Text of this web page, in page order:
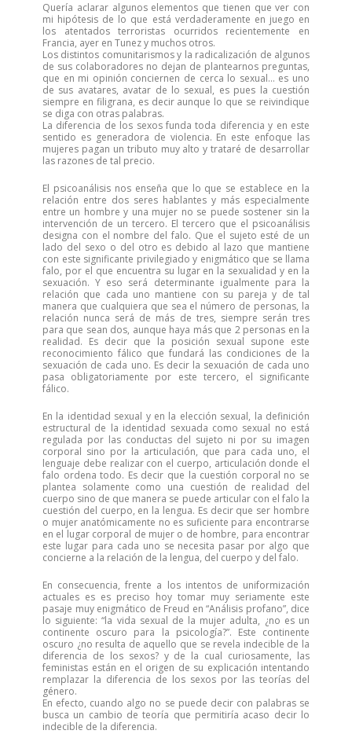
Quería aclarar algunos elementos que tienen que ver con
mi hipótesis de lo que está verdaderamente en juego en
los atentados terroristas ocurridos recientemente en
Francia, ayer en Tunez y muchos otros.
Los distintos comunitarismos y la radicalización de algunos
de sus colaboradores no dejan de plantearnos preguntas,
que en mi opinión conciernen de cerca lo sexual… es uno
de sus avatares, avatar de lo sexual, es pues la cuestión
siempre en filigrana, es decir aunque lo que se reivindique
se diga con otras palabras.
La diferencia de los sexos funda toda diferencia y en este
sentido es generadora de violencia. En este enfoque las
mujeres pagan un tributo muy alto y trataré de desarrollar
las razones de tal precio.
El psicoanálisis nos enseña que lo que se establece en la
relación entre dos seres hablantes y más especialmente
entre un hombre y una mujer no se puede sostener sin la
intervención de un tercero. El tercero que el psicoanálisis
designa con el nombre del falo. Que el sujeto esté de un
lado del sexo o del otro es debido al lazo que mantiene
con este significante privilegiado y enigmático que se llama
falo, por el que encuentra su lugar en la sexualidad y en la
sexuación. Y eso será determinante igualmente para la
relación que cada uno mantiene con su pareja y de tal
manera que cualquiera que sea el número de personas, la
relación nunca será de más de tres, siempre serán tres
para que sean dos, aunque haya más que 2 personas en la
realidad. Es decir que la posición sexual supone este
reconocimiento fálico que fundará las condiciones de la
sexuación de cada uno. Es decir la sexuación de cada uno
pasa obligatoriamente por este tercero, el significante
fálico.
En la identidad sexual y en la elección sexual, la definición
estructural de la identidad sexuada como sexual no está
regulada por las conductas del sujeto ni por su imagen
corporal sino por la articulación, que para cada uno, el
lenguaje debe realizar con el cuerpo, articulación donde el
falo ordena todo. Es decir que la cuestión corporal no se
plantea solamente como una cuestión de realidad del
cuerpo sino de que manera se puede articular con el falo la
cuestión del cuerpo, en la lengua. Es decir que ser hombre
o mujer anatómicamente no es suficiente para encontrarse
en el lugar corporal de mujer o de hombre, para encontrar
este lugar para cada uno se necesita pasar por algo que
concierne a la relación de la lengua, del cuerpo y del falo.
En consecuencia, frente a los intentos de uniformización
actuales es es preciso hoy tomar muy seriamente este
pasaje muy enigmático de Freud en “Análisis profano”, dice
lo siguiente: “la vida sexual de la mujer adulta, ¿no es un
continente oscuro para la psicología?”. Este continente
oscuro ¿no resulta de aquello que se revela indecible de la
diferencia de los sexos? y de la cual curiosamente, las
feministas están en el origen de su explicación intentando
remplazar la diferencia de los sexos por las teorías del
género.
En efecto, cuando algo no se puede decir con palabras se
busca un cambio de teoría que permitiría acaso decir lo
indecible de la diferencia.